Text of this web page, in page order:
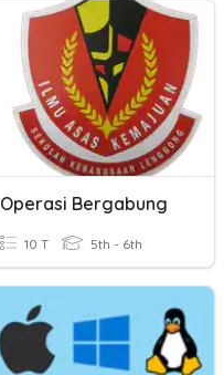
Operasi Bergabung
10 T 5th - 6th